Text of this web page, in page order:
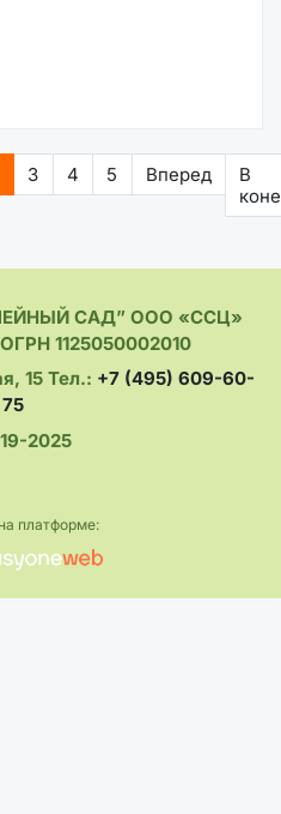
3 4 5 Вперед
В
САД” ООО «ССЦ»
1125050002010
15 Тел.: +7 (495) 609-60-
75
2025
платформе: